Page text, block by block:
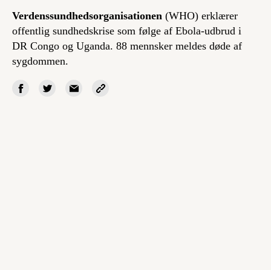
Verdenssundhedsorganisationen (WHO) erklærer
offentlig sundhedskrise som følge af Ebola-udbrud i
DR Congo og Uganda. 88 mennsker meldes døde af
sygdommen.